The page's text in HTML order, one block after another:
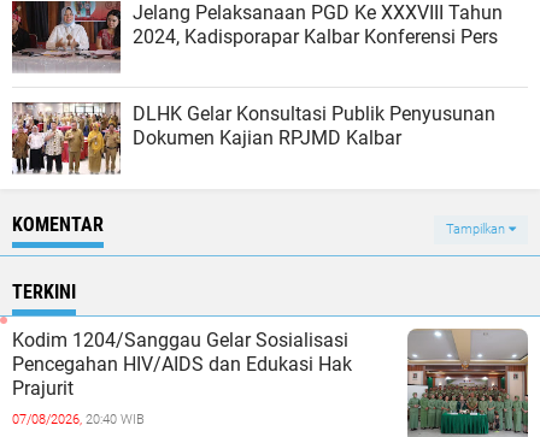
Jelang Pelaksanaan PGD Ke XXXVIII Tahun
2024, Kadisporapar Kalbar Konferensi Pers
DLHK Gelar Konsultasi Publik Penyusunan
Dokumen Kajian RPJMD Kalbar
KOMENTAR Tampilkan
TERKINI
Kodim 1204/Sanggau Gelar Sosialisasi
Pencegahan HIV/AIDS dan Edukasi Hak
Prajurit
07/08/2026, 20:40 WIB